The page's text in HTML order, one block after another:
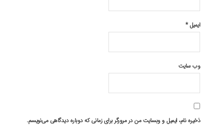
ایمیل*
وب‌ سایت
ذخیره نام، ایمیل و وبسایت من در مرورگر برای زمانی که دوباره دیدگاهی می‌نویسم.